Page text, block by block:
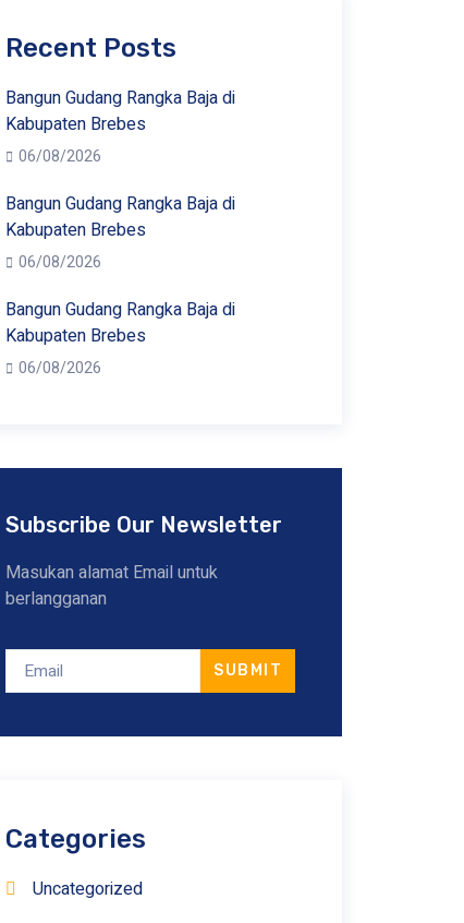
Recent Posts
Bangun Gudang Rangka Baja di
Kabupaten Brebes
06/08/2026
Bangun Gudang Rangka Baja di
Kabupaten Brebes
06/08/2026
Bangun Gudang Rangka Baja di
Kabupaten Brebes
06/08/2026
Subscribe Our Newsletter
Masukan alamat Email untuk
berlangganan
SUBMIT
Categories
Uncategorized